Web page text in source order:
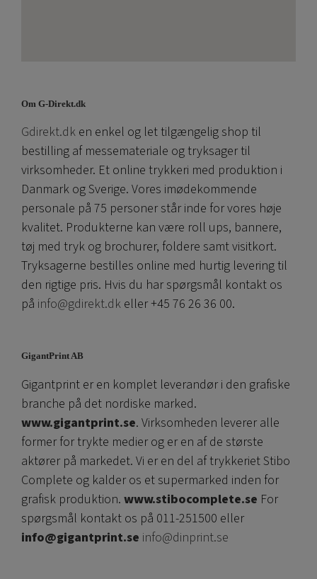
Om G-Direkt.dk
Gdirekt.dk en enkel og let tilgængelig shop til
bestilling af messemateriale og tryksager til
virksomheder. Et online trykkeri med produktion i
Danmark og Sverige. Vores imødekommende
personale på 75 personer står inde for vores høje
kvalitet. Produkterne kan være roll ups, bannere,
tøj med tryk og brochurer, foldere samt visitkort.
Tryksagerne bestilles online med hurtig levering til
den rigtige pris. Hvis du har spørgsmål kontakt os
på info@gdirekt.dk eller +45 76 26 36 00.
GigantPrint AB
Gigantprint er en komplet leverandør i den grafiske
branche på det nordiske marked.
www.gigantprint.se. Virksomheden leverer alle
former for trykte medier og er en af ​​de største
aktører på markedet. Vi er en del af trykkeriet Stibo
Complete og kalder os et supermarked inden for
grafisk produktion. www.stibocomplete.se For
spørgsmål kontakt os på 011-251500 eller
info@gigantprint.se info@dinprint.se